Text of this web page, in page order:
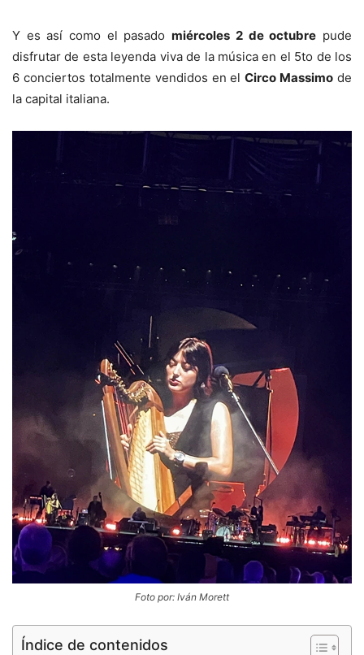
Y es así como el pasadomiércoles 2 de octubre pude
disfrutar de esta leyenda viva de la música en el 5to de los
6 conciertos totalmente vendidos en elCirco Massimo de
la capital italiana.
Foto por: Iván Morett
Índice de contenidos